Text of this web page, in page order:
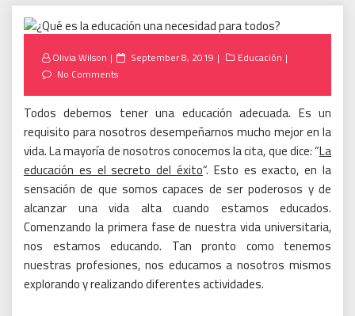
Olivia Wilson
Posted
September 8, 2019
Educación
No Comments
Todos debemos tener una educación adecuada. Es un
requisito para nosotros desempeñarnos mucho mejor en la
vida.La mayoría de nosotros conocemos la cita, que dice: “La
educación es el secreto del éxito“. Esto es exacto, en la
sensación de que somos capaces de ser poderosos y de
alcanzar una vida alta cuando estamos educados.
Comenzando la primera fase de nuestra vida universitaria,
nos estamos educando. Tan pronto como tenemos
nuestras profesiones, nos educamos a nosotros mismos
explorando y realizando diferentes actividades.